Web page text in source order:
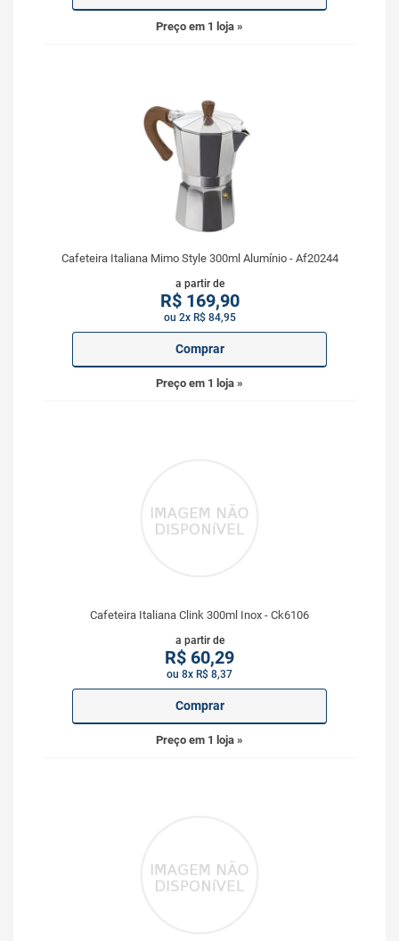
Preço em 1 loja »
Cafeteira Italiana Mimo Style 300ml Alumínio - Af20244
a partir de
R$169,90
ou 2x R$ 84,95
Comprar
Preço em 1 loja »
Cafeteira Italiana Clink 300ml Inox - Ck6106
a partir de
R$ 60,29
ou 8x R$ 8,37
Comprar
Preço em 1 loja »